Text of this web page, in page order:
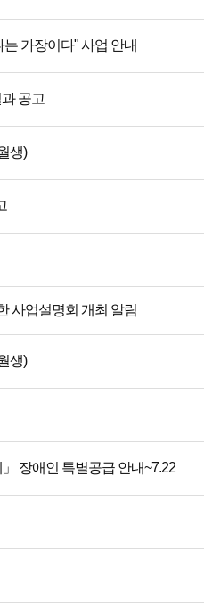
가장이다" 사업 안내
공고
생)
사업설명회 개최 알림
생)
장애인 특별공급 안내~7.22